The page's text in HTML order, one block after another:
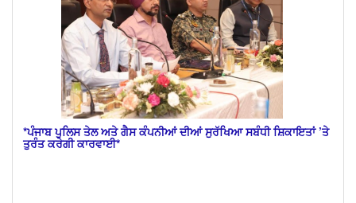
*ਪੰਜਾਬ ਪੁਲਿਸ ਤੇਲ ਅਤੇ ਗੈਸ ਕੰਪਨੀਆਂ ਦੀਆਂ ਸੁਰੱਖਿਆ ਸਬੰਧੀ ਸ਼ਿਕਾਇਤਾਂ ’ਤੇ
ਤੁਰੰਤ ਕਰੇਗੀ ਕਾਰਵਾਈ*